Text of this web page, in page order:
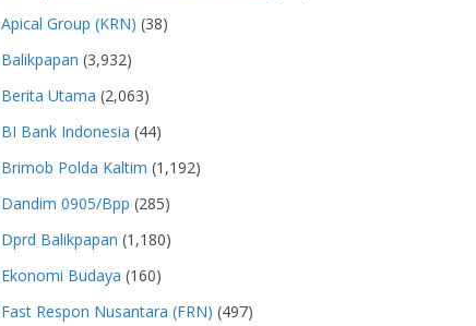
Apical Group (KRN) (38)
Balikpapan (3,932)
Berita Utama (2,063)
BI Bank Indonesia (44)
Brimob Polda Kaltim (1,192)
Dandim 0905/Bpp (285)
Dprd Balikpapan (1,180)
Ekonomi Budaya (160)
Fast Respon Nusantara (FRN) (497)